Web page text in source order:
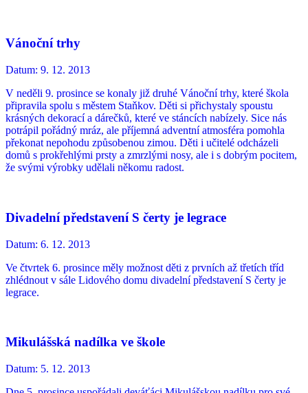
Vánoční trhy
Datum: 9. 12. 2013
V neděli 9. prosince se konaly již druhé Vánoční trhy, které škola
připravila spolu s městem Staňkov. Děti si přichystaly spoustu
krásných dekorací a dárečků, které ve stáncích nabízely. Sice nás
potrápil pořádný mráz, ale příjemná adventní atmosféra pomohla
překonat nepohodu způsobenou zimou. Děti i učitelé odcházeli
domů s prokřehlými prsty a zmrzlými nosy, ale i s dobrým pocitem,
že svými výrobky udělali někomu radost.
Divadelní představení S čerty je legrace
Datum: 6. 12. 2013
Ve čtvrtek 6. prosince měly možnost děti z prvních až třetích tříd
zhlédnout v sále Lidového domu divadelní představení S čerty je
legrace.
Mikulášská nadílka ve škole
Datum: 5. 12. 2013